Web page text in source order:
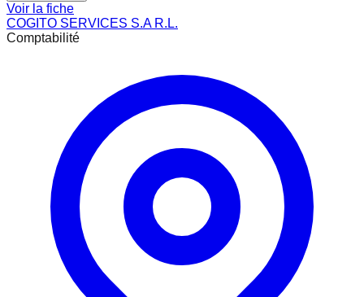
Voir la fiche
COGITO SERVICES S.A R.L.
Comptabilité